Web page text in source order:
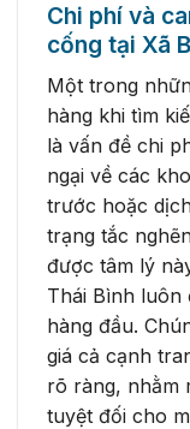
Chi phí và
cống tại Xã
Một trong
hàng khi tìm
là vấn đề chi
ngại về các
trước hoặc
trạng tắc
được tâm lý
Thái Bình luôn
hàng đầu.
giá cả cạnh
rõ ràng, nhằm
tuyệt đối cho